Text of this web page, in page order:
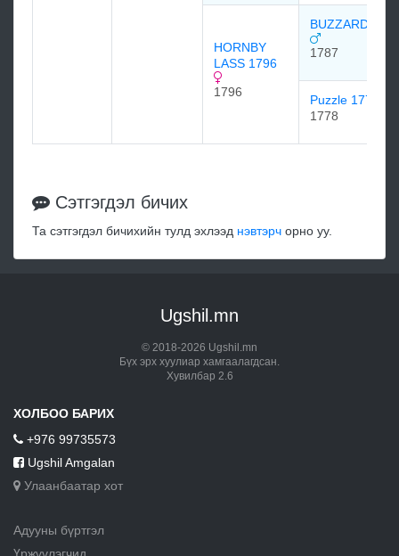
HORNBY
LASS 1796
1796
BUZZARD
1787
Puzzle 1778
1778
Сэтгэгдэл бичих
Та сэтгэгдэл бичихийн тулд эхлээд нэвтэрч орно уу.
Ugshil.mn
© 2018-2026 Ugshil.mn
Бүх эрх хуулиар хамгаалагдсан.
Хувилбар 2.6
ХОЛБОО БАРИХ
+976 99735573
Ugshil Amgalan
Улаанбаатар хот
Адууны бүртгэл